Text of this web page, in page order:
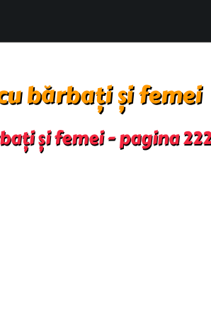
bărbați și femei
și femei - pagina